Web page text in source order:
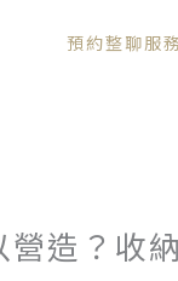
預約整聊服務
造？收